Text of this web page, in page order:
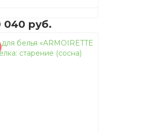
040 руб.
+ В корзину